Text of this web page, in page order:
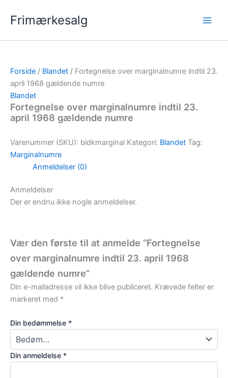
Frimærkesalg
Forside / Blandet / Fortegnelse over marginalnumre indtil 23.
april 1968 gældende numre
Blandet
Fortegnelse over marginalnumre indtil 23.
april 1968 gældende numre
Varenummer (SKU): bldkmarginal Kategori: Blandet Tag:
Marginalnumre
Anmeldelser (0)
Anmeldelser
Der er endnu ikke nogle anmeldelser.
Vær den første til at anmelde “Fortegnelse
over marginalnumre indtil 23. april 1968
gældende numre”
Din e-mailadresse vil ikke blive publiceret. Krævede felter er
markeret med *
Din bedømmelse *
Din anmeldelse *